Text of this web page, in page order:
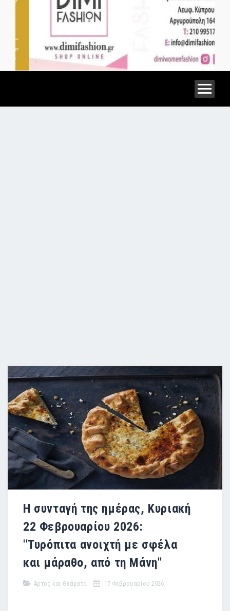
Η συνταγή της ημέρας, Κυριακή
22 Φεβρουαρίου 2026:
''Τυρόπιτα ανοιχτή με σφέλα
και μάραθο, από τη Μάνη''
Άρτος και Θεάματα 17 Φεβρουαρίου 2026